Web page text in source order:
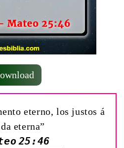
eterno, los justos á
eterna”
25:46